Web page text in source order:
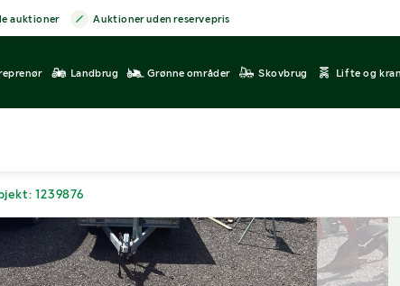
auktioner Auktioner uden reservepris
Landbrug Grønne områder Skovbrug Lifte og
1239876